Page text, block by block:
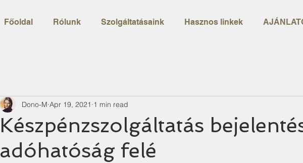
Főoldal Rólunk Szolgáltatásaink Hasznos linkek
Készpénzszolgáltatás
adóhatóság felé
Dono-M Apr 19, 2021 1 min read